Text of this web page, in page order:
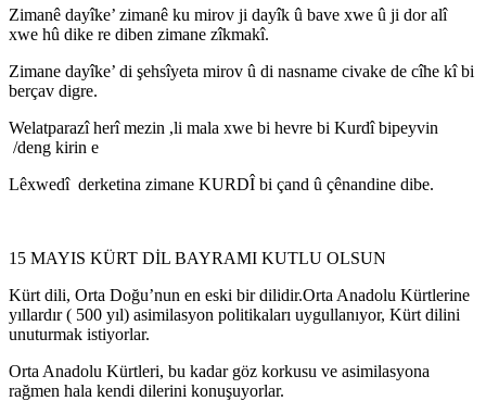
Zimanê dayîke’ zimanê ku mirov ji dayîk û bave xwe û ji dor alî
xwe hû dike re diben zimane zîkmakî.
Zimane dayîke’ di şehsîyeta mirov û di nasname civake de cîhe kî bi
berçav digre.
Welatparazî herî mezin ,li mala xwe bi hevre bi Kurdî bipeyvin
/deng kirin e
Lêxwedî derketina zimane KURDÎ bi çand û çênandine dibe.
15 MAYIS KÜRT DİL BAYRAMI KUTLU OLSUN
Kürt dili, Orta Doğu’nun en eski bir dilidir.Orta Anadolu Kürtlerine
yıllardır ( 500 yıl) asimilasyon politikaları uygullanıyor, Kürt dilini
unuturmak istiyorlar.
Orta Anadolu Kürtleri, bu kadar göz korkusu ve asimilasyona
rağmen hala kendi dilerini konuşuyorlar.